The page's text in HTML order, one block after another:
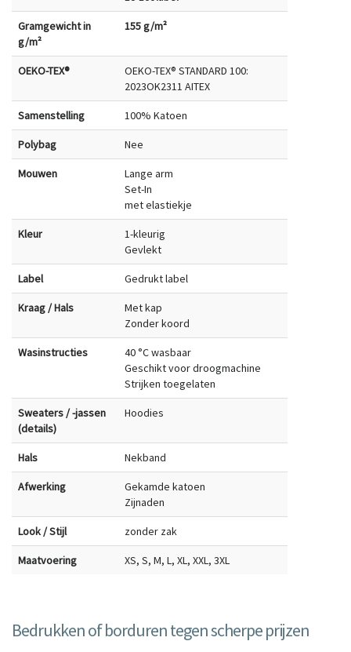
Gramgewicht in
g/m²
155 g/m²
OEKO-TEX®
OEKO-TEX® STANDARD 100:
2023OK2311 AITEX
Samenstelling 100% Katoen
Polybag Nee
Mouwen
Lange arm
Set-In
met elastiekje
Kleur
1-kleurig
Gevlekt
Label Gedrukt label
Kraag / Hals
Met kap
Zonder koord
Wasinstructies
40 °C wasbaar
Geschikt voor droogmachine
Strijken toegelaten
Sweaters / -jassen
(details)
Hoodies
Hals Nekband
Afwerking
Gekamde katoen
Zijnaden
Look / Stijl zonder zak
Maatvoering XS, S, M, L, XL, XXL, 3XL
Bedrukken of borduren tegen scherpe prijzen